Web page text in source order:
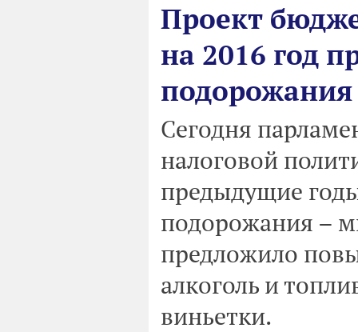
Проект
на 2016 год
подорожания
Cегодня
налоговой
предыдущие
подорожания –
предложило
алкоголь и
виньетки.